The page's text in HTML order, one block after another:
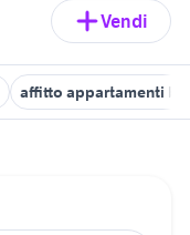
Vendi
affitto appartamenti